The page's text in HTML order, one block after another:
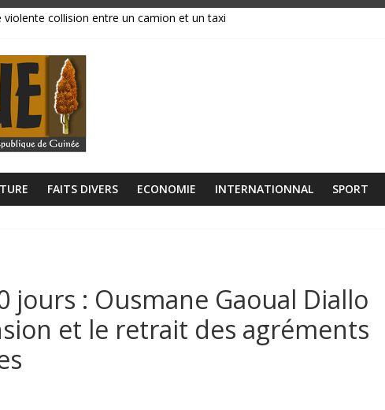
collision entre un camion et un taxi
un préavis de grève
avance, ses institutions fonctionnent »
libérien découvert à quelques mètres de la grande mosquée
FAITS DIVERS ECONOMIE INTERNATIONNAL SPORT
jours : Ousmane Gaoual Diallo
et le retrait des agréments